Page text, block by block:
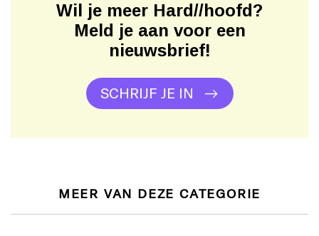
Wil je meer Hard//hoofd?
Meld je aan voor een
nieuwsbrief!
SCHRIJF JE IN
MEER VAN DEZE CATEGORIE